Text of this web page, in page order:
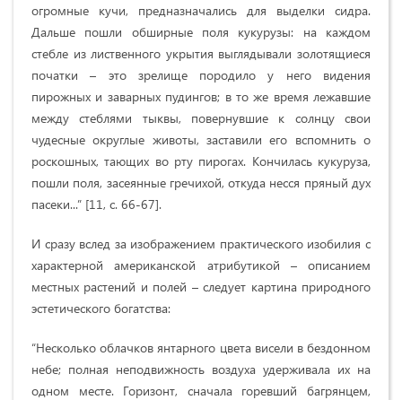
огромные кучи, предназначались для выделки сидра.
Дальше пошли обширные поля кукурузы: на каждом
стебле из лиственного укрытия выглядывали золотящиеся
початки – это зрелище породило у него видения
пирожных и заварных пудингов; в то же время лежавшие
между стеблями тыквы, повернувшие к солнцу свои
чудесные округлые животы, заставили его вспомнить о
роскошных, тающих во рту пирогах. Кончилась кукуруза,
пошли поля, засеянные гречихой, откуда несся пряный дух
пасеки...” [11, c. 66-67].
И сразу вслед за изображением практического изобилия с
характерной американской атрибутикой – описанием
местных растений и полей – следует картина природного
эстетического богатства:
“Несколько облачков янтарного цвета висели в бездонном
небе; полная неподвижность воздуха удерживала их на
одном месте. Горизонт, сначала горевший багрянцем,